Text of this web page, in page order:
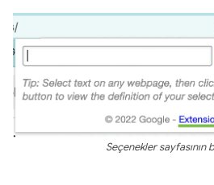
Seçenekler sayfasının